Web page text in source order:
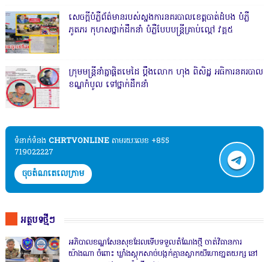
សេចក្តីបំភ្លឺព័ត៌មានរបស់ស្នងការនគរបាលខេត្តបាត់ដំបង បំភ្លឺ
ភូតភរ កុហសថ្នាក់ដឹកនាំ បំភ្លឺបែបបន្ត្រីគ្រាប់ល្ពៅ វគ្គ៥
ក្រុមមន្ត្រីនាំគ្នាផ្ដិតមេដៃ ប្ដឹងលោក ហុង ពិសិដ្ឋ អធិការនគរបាល
ខណ្ឌកំបូល ទៅថ្នាក់ដឹកនាំ
ទំនាក់ទំនង​​ CHRTVONLINE តាមរយៈលេខ +855
719022227
ចុចតំណតេលេក្រាម
អត្ថបទថ្មីៗ
អភិបាលខណ្ឌសែនសុខដែលទើបទទួលតំណែងថ្មី ចាត់វិធានការ
យ៉ាងណា ចំពោះ ឃ្លាំងស្តុកសាច់បង្កក់គ្មានស្លាកយីហោខា្នតយក្ស នៅ